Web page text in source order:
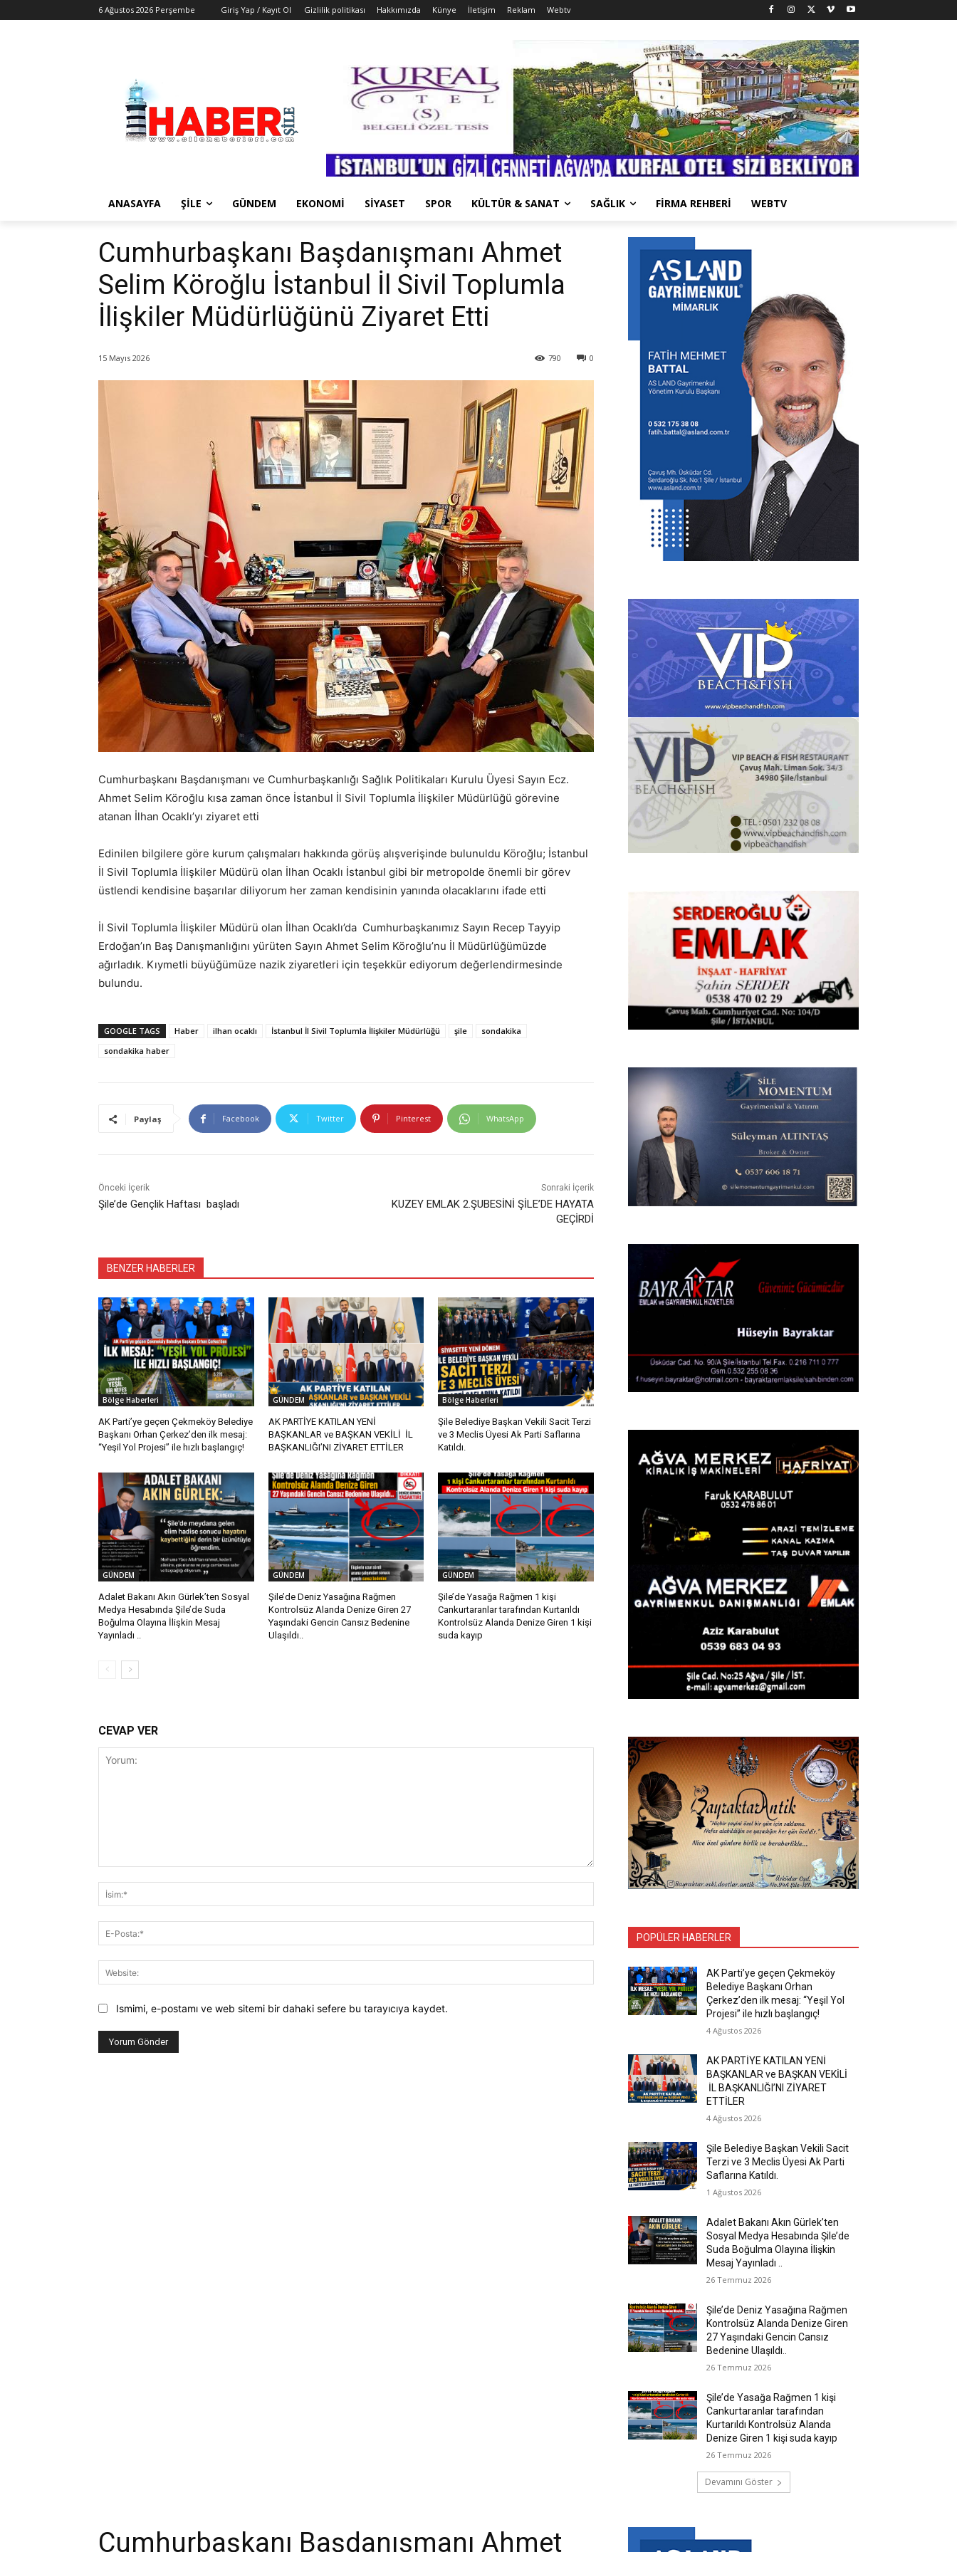
6 Ağustos 2026 Perşembe Giriş Yap / Kayıt Ol Gizlilik politikası Hakkımızda Künye İletişim Reklam Webtv
ANASAYFA ŞİLE GÜNDEM EKONOMİ SİYASET SPOR KÜLTÜR & SANAT SAĞLIK FİRMA REHBERİ WEBTV
Cumhurbaşkanı Başdanışmanı Ahmet
Selim Köroğlu İstanbul İl Sivil Toplumla
İlişkiler Müdürlüğünü Ziyaret Etti
15 Mayıs 2026 0
790
Cumhurbaşkanı Başdanışmanı ve Cumhurbaşkanlığı Sağlık Politikaları Kurulu Üyesi Sayın Ecz.
Ahmet Selim Köroğlu kısa zaman önce İstanbul İl Sivil Toplumla İlişkiler Müdürlüğü görevine
atanan İlhan Ocaklı’yı ziyaret etti
Edinilen bilgilere göre kurum çalışmaları hakkında görüş alışverişinde bulunuldu Köroğlu; İstanbul
İl Sivil Toplumla İlişkiler Müdürü olan İlhan Ocaklı İstanbul gibi bir metropolde önemli bir görev
üstlendi kendisine başarılar diliyorum her zaman kendisinin yanında olacaklarını ifade etti
İl Sivil Toplumla İlişkiler Müdürü olan İlhan Ocaklı’da Cumhurbaşkanımız Sayın Recep Tayyip
Erdoğan’ın Baş Danışmanlığını yürüten Sayın Ahmet Selim Köroğlu’nu İl Müdürlüğümüzde
ağırladık. Kıymetli büyüğümüze nazik ziyaretleri için teşekkür ediyorum değerlendirmesinde
bulundu.
GOOGLE TAGS Haber ilhan ocaklı İstanbul İl Sivil Toplumla İlişkiler Müdürlüğü şile
sondakika
sondakika haber
Paylaş Facebook Twitter Pinterest WhatsApp
Önceki İçerik
Şile’de Gençlik Haftası başladı
Sonraki İçerik
KUZEY EMLAK 2.ŞUBESİNİ ŞİLE’DE HAYATA
GEÇİRDİ
BENZER HABERLER
Bölge Haberleri
AK Parti’ye geçen Çekmeköy Belediye
Başkanı Orhan Çerkez’den ilk mesaj:
“Yeşil Yol Projesi” ile hızlı başlangıç!
GÜNDEM
AK PARTİYE KATILAN YENİ
BAŞKANLAR ve BAŞKAN VEKİLİ İL
BAŞKANLIĞI’NI ZİYARET ETTİLER
Bölge Haberleri
Şile Belediye Başkan Vekili Sacit Terzi
ve 3 Meclis Üyesi Ak Parti Saflarına
Katıldı.
GÜNDEM
Adalet Bakanı Akın Gürlek’ten Sosyal
Medya Hesabında Şile’de Suda
Boğulma Olayına İlişkin Mesaj
Yayınladı ..
GÜNDEM
Şile’de Deniz Yasağına Rağmen
Kontrolsüz Alanda Denize Giren 27
Yaşındaki Gencin Cansız Bedenine
Ulaşıldı..
GÜNDEM
Şile’de Yasağa Rağmen 1 kişi
Cankurtaranlar tarafından Kurtarıldı
Kontrolsüz Alanda Denize Giren 1 kişi
suda kayıp
CEVAP VER
Posta:*
Website:
Ismimi, e-postamı ve web sitemi bir dahaki sefere bu tarayıcıya kaydet.
POPÜLER HABERLER
AK Parti’ye geçen Çekmeköy
Belediye Başkanı Orhan
Çerkez’den ilk mesaj: “Yeşil Yol
Projesi” ile hızlı başlangıç!
4 Ağustos 2026
AK PARTİYE KATILAN YENİ
BAŞKANLAR ve BAŞKAN VEKİLİ
İL BAŞKANLIĞI’NI ZİYARET
ETTİLER
4 Ağustos 2026
Şile Belediye Başkan Vekili Sacit
Terzi ve 3 Meclis Üyesi Ak Parti
Saflarına Katıldı.
1 Ağustos 2026
Adalet Bakanı Akın Gürlek’ten
Sosyal Medya Hesabında Şile’de
Suda Boğulma Olayına İlişkin
Mesaj Yayınladı ..
26 Temmuz 2026
Şile’de Deniz Yasağına Rağmen
Kontrolsüz Alanda Denize Giren
27 Yaşındaki Gencin Cansız
Bedenine Ulaşıldı..
26 Temmuz 2026
Şile’de Yasağa Rağmen 1 kişi
Cankurtaranlar tarafından
Kurtarıldı Kontrolsüz Alanda
Denize Giren 1 kişi suda kayıp
26 Temmuz 2026
Devamını Göster
Cumhurbaşkanı Başdanışmanı Ahmet